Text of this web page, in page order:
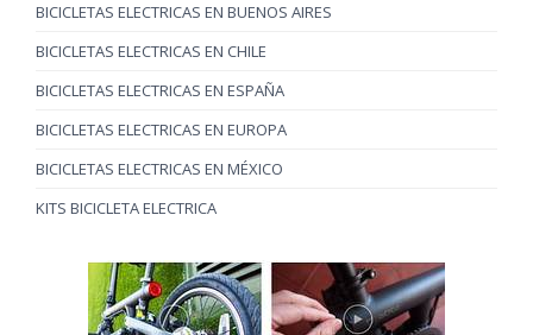
BICICLETAS ELECTRICAS EN BUENOS AIRES
BICICLETAS ELECTRICAS EN CHILE
BICICLETAS ELECTRICAS EN ESPAÑA
BICICLETAS ELECTRICAS EN EUROPA
BICICLETAS ELECTRICAS EN MÉXICO
KITS BICICLETA ELECTRICA